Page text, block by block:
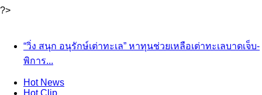
?>
“วิ่ง สนุก อนุรักษ์เต่าทะเล” หาทุนช่วยเหลือเต่าทะเลบาดเจ็บ-
พิการ...
HotNews